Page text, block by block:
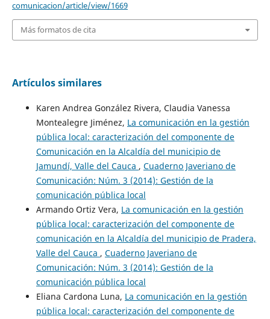
comunicacion/article/view/1669
Más formatos de cita
Artículos similares
Karen Andrea González Rivera, Claudia Vanessa
Montealegre Jiménez, La comunicación en la gestión
pública local: caracterización del componente de
Comunicación en la Alcaldía del municipio de
Jamundí, Valle del Cauca , Cuaderno Javeriano de
Comunicación: Núm. 3 (2014): Gestión de la
comunicación pública local
Armando Ortiz Vera, La comunicación en la gestión
pública local: caracterización del componente de
comunicación en la Alcaldía del municipio de Pradera,
Valle del Cauca , Cuaderno Javeriano de
Comunicación: Núm. 3 (2014): Gestión de la
comunicación pública local
Eliana Cardona Luna, La comunicación en la gestión
pública local: caracterización del componente de